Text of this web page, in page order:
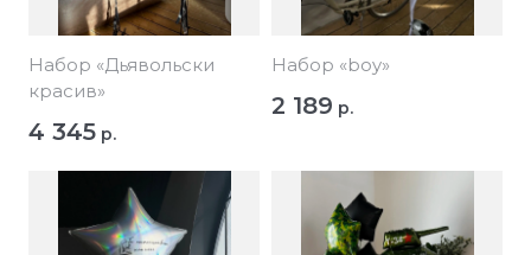
Набор «Дьявольски
красив»
4 345 р.
Набор «boy»
2 189 р.